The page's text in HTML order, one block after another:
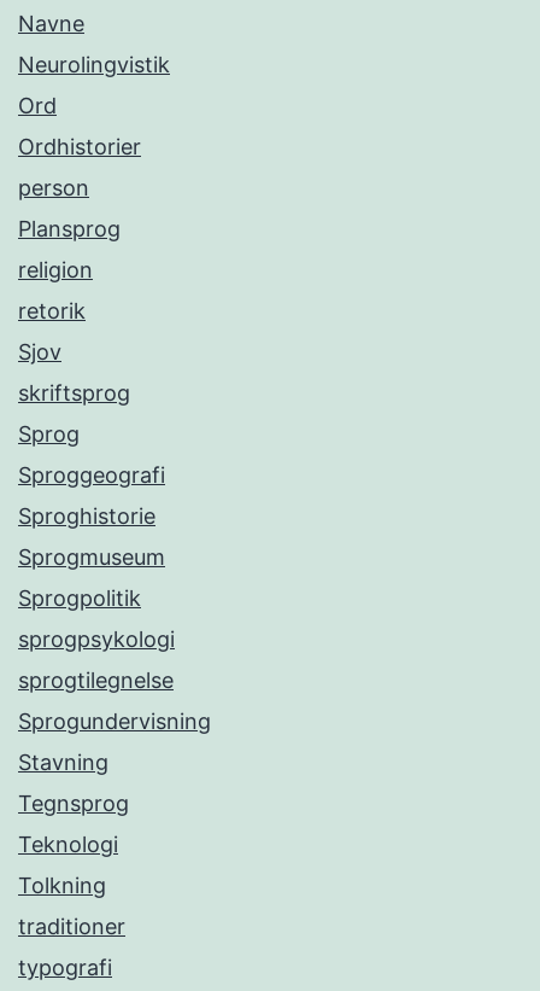
Navne
Neurolingvistik
Ord
Ordhistorier
person
Plansprog
religion
retorik
Sjov
skriftsprog
Sprog
Sproggeografi
Sproghistorie
Sprogmuseum
Sprogpolitik
sprogpsykologi
sprogtilegnelse
Sprogundervisning
Stavning
Tegnsprog
Teknologi
Tolkning
traditioner
typografi